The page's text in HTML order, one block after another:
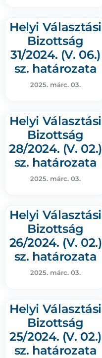
Helyi Választási
Bizottság
31/2024. (V. 06.)
sz. határozata
2025. márc. 03.
Helyi Választási
Bizottság
28/2024. (V. 02.)
sz. határozata
2025. márc. 03.
Helyi Választási
Bizottság
26/2024. (V. 02.)
sz. határozata
2025. márc. 03.
Helyi Választási
Bizottság
25/2024. (V. 02.)
sz. határozata